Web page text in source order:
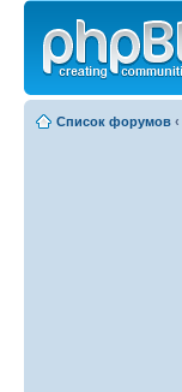
Список форумов ‹